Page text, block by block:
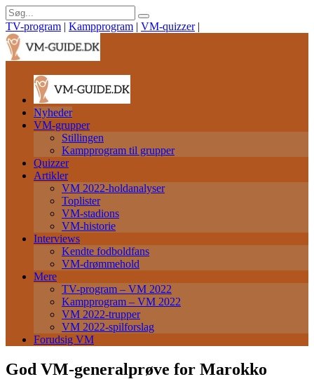
TV-program | Kampprogram | VM-quizzer |
Nyheder
VM-grupper
Stillingen
Kampprogram til grupper
Quizzer
Artikler
VM 2022-holdanalyser
Toplister
VM-stadions
VM-historie
Interviews
Kendte fodboldfans
VM-drømmehold
Mere
TV-program – VM 2022
Kampprogram – VM 2022
VM 2022-trupper
VM 2022-spilforslag
Forudsig VM
God VM-generalprøve for Marokko